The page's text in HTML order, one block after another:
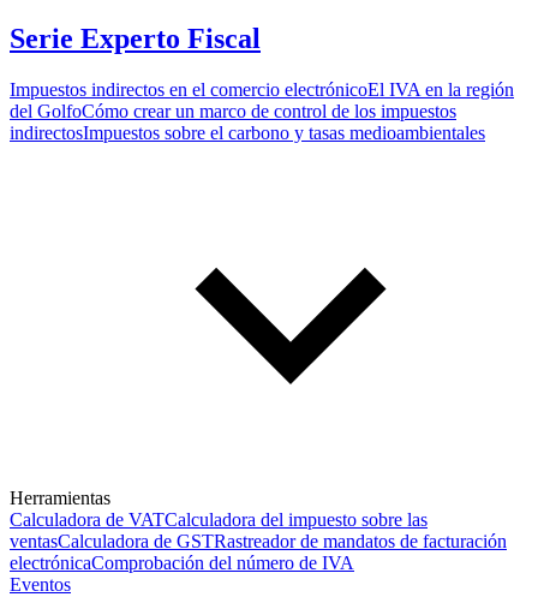
Serie Experto Fiscal
Impuestos indirectos en el comercio electrónicoEl IVA en la región
del GolfoCómo crear un marco de control de los impuestos
indirectosImpuestos sobre el carbono y tasas medioambientales
Herramientas
Calculadora de VATCalculadora del impuesto sobre las
ventasCalculadora de GSTRastreador de mandatos de facturación
electrónicaComprobación del número de IVA
Eventos